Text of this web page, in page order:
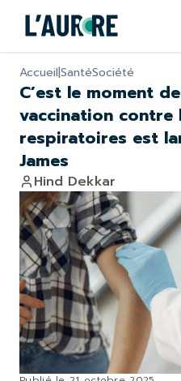
Accueil|SantéSociété
C’est le moment
vaccination contre
respiratoires est
James
Hind Dekkar